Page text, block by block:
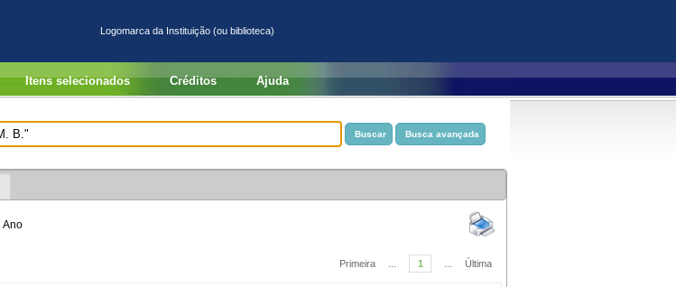
Logomarca da Instituição (ou biblioteca)
Itens selecionados Créditos Ajuda
Ano
Primeira 1 Última